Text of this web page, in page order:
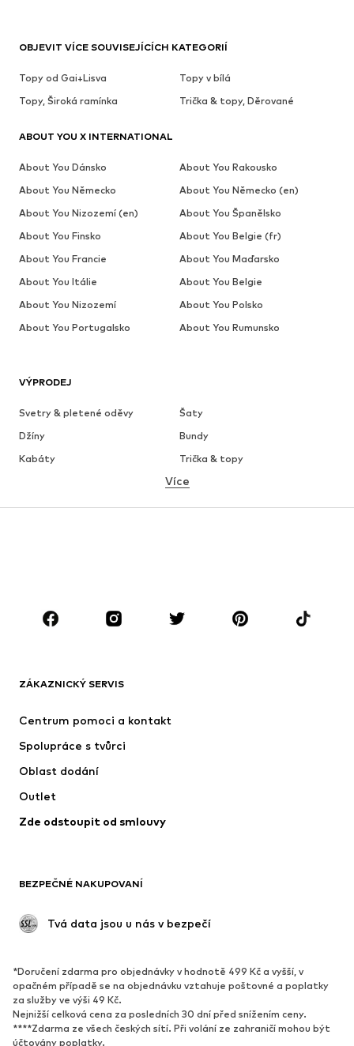
VÝPRODEJ
Svetry & pletené oděvy
Šaty
Džíny
Bundy
Kabáty
Trička & topy
Spodní prádlo
Sukně
Halenky & tuniky
Doplňky
Premium
Nové
Bundy
Spodní prádlo
Kabáty
Plavky
Upcyklace
Nové
Oblíbené
Tenisky
Lodičky & boty na podpatku
Kozačky
Více
ZÁKAZNICKÝ SERVIS
Centrum pomoci a kontakt
Spolupráce s tvůrci
Oblast dodání
Outlet
Zde odstoupit od smlouvy
BEZPEČNÉ NAKUPOVANÍ
Tvá data jsou u nás v bezpečí
*Doručení zdarma pro objednávky v hodnotě 499 Kč a vyšší, v
opačném případě se na objednávku vztahuje poštovné a poplatky
za služby ve výši 49 Kč.
Nejnižší celková cena za posledních 30 dní před snížením ceny.
****Zdarma ze všech českých sítí. Při volání ze zahraničí mohou být
účtovány poplatky.
OBJEVIT VÍCE SOUVISEJÍCÍCH KATEGORIÍ
Topy od Gai+Lisva
Topy v bílá
Topy, Široká ramínka
Trička & topy, Děrované
ABOUT YOU X INTERNATIONAL
About You Dánsko
About You Rakousko
About You Německo
About You Německo (en)
About You Nizozemí (en)
About You Španělsko
About You Finsko
About You Belgie (fr)
About You Francie
About You Maďarsko
About You Itálie
About You Belgie
About You Nizozemí
About You Polsko
About You Portugalsko
About You Rumunsko